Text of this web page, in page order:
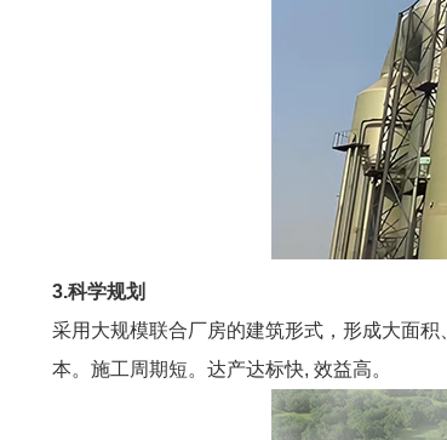
3.科学规划
采用大规模联合厂房的建筑形式，形成大面
本。施工周期短。达产达标快, 效益高。